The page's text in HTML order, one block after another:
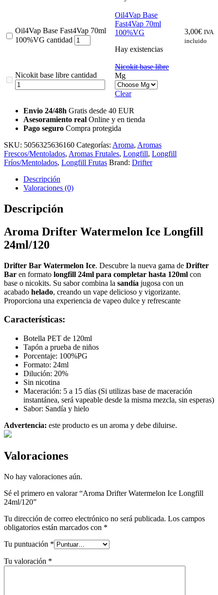
Oil4Vap Base Fast4Vap 70ml
100%VG cantidad
Oil4Vap Base
Fast4Vap 70ml
100%VG
Hay existencias
3,00€ IVA
incluido
Nicokit base libre cantidad
Nicokit base libre
Mg
Clear
Envio 24/48h Gratis desde 40 EUR
Asesoramiento real Online y en tienda
Pago seguro Compra protegida
SKU: 5056325636160 Categorías: Aroma, Aromas
Frescos/Mentolados, Aromas Frutales, Longfill, Longfill
Fríos/Mentolados, Longfill Frutas Brand: Drifter
Descripción
Valoraciones (0)
Descripción
Aroma Drifter Watermelon Ice Longfill
24ml/120
Drifter Bar Watermelon Ice. Descubre la nueva gama de Drifter
Bar en formato longfill 24ml para completar hasta 120ml con
base o nicokits. Su sabor combina la sandía jugosa con un
acabado helado, creando un vape delicioso y vigorizante.
Proporciona una experiencia de vapeo dulce y refrescante
Características:
Botella PET de 120ml
Tapón a prueba de niños
Porcentaje: 100%PG
Formato: 24ml
Dilución: 20%
Sin nicotina
Maceración: 5 a 15 días (Si utilizas base de maceración
instantánea, será vapeable desde la misma mezcla, sin esperas)
Sabor: Sandía y hielo
Advertencia: este producto es un aroma y debe diluirse.
Valoraciones
No hay valoraciones aún.
Sé el primero en valorar “Aroma Drifter Watermelon Ice Longfill
24ml/120”
Tu dirección de correo electrónico no será publicada. Los campos
obligatorios están marcados con *
Tu puntuación *
Tu valoración *